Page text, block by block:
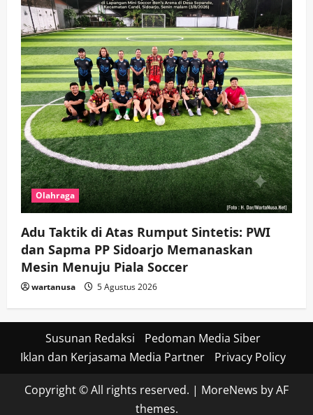
Olahraga
Adu Taktik di Atas Rumput Sintetis: PWI
dan Sapma PP Sidoarjo Memanaskan
Mesin Menuju Piala Soccer
wartanusa 5 Agustus 2026
Susunan Redaksi
Pedoman Media Siber
Iklan dan Kerjasama Media Partner
Privacy Policy
Copyright © All rights reserved. | MoreNews by AF
themes.